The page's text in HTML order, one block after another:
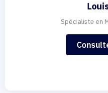
Spécialiste en